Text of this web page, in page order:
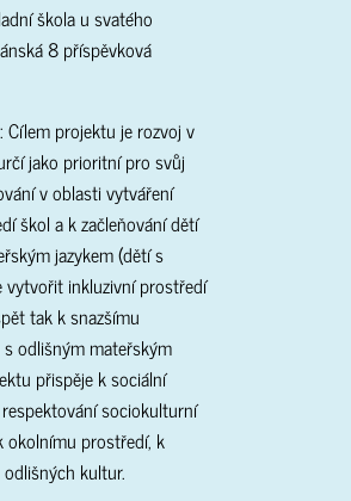
škola u svatého
8 příspěvková
projektu je rozvoj v
jako prioritní pro svůj
v oblasti vytváření
škol a k začleňování dětí
jazykem (dětí s
vytvořit inkluzivní prostředí
tak k snazšímu
odlišným mateřským
přispěje k sociální
sociokulturní
okolnímu prostředí, k
kultur.